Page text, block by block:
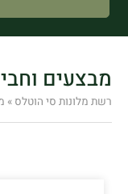
מבצעים
רשת מלונות סי הוטלס »